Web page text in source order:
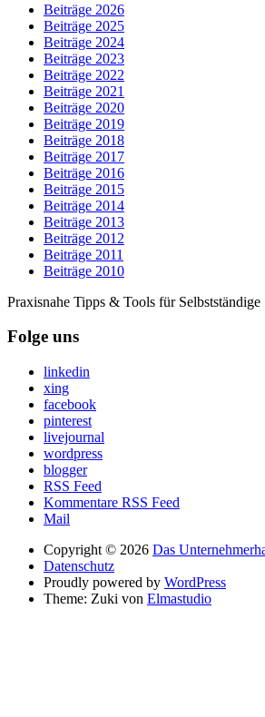
Beiträge 2026
Beiträge 2025
Beiträge 2024
Beiträge 2023
Beiträge 2022
Beiträge 2021
Beiträge 2020
Beiträge 2019
Beiträge 2018
Beiträge 2017
Beiträge 2016
Beiträge 2015
Beiträge 2014
Beiträge 2013
Beiträge 2012
Beiträge 2011
Beiträge 2010
Praxisnahe Tipps & Tools für Selbstständige
Folge uns
linkedin
xing
facebook
pinterest
livejournal
wordpress
blogger
RSS Feed
Kommentare RSS Feed
Mail
Copyright © 2026 Das
Datenschutz
Proudly powered by WordPress
Theme: Zuki von Elmastudio